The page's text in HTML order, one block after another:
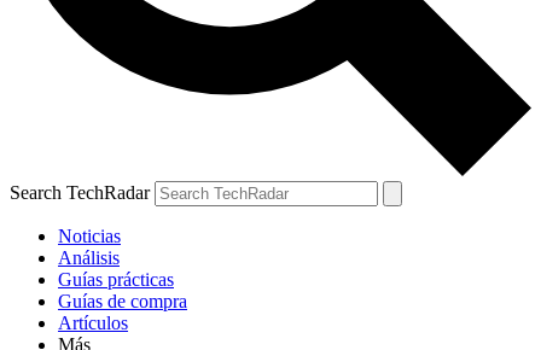
Search TechRadar
Noticias
Análisis
Guías prácticas
Guías de compra
Artículos
Más